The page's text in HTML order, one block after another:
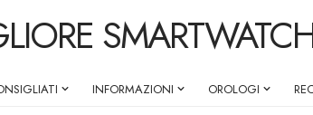
INFORMAZIONI OROLOGI